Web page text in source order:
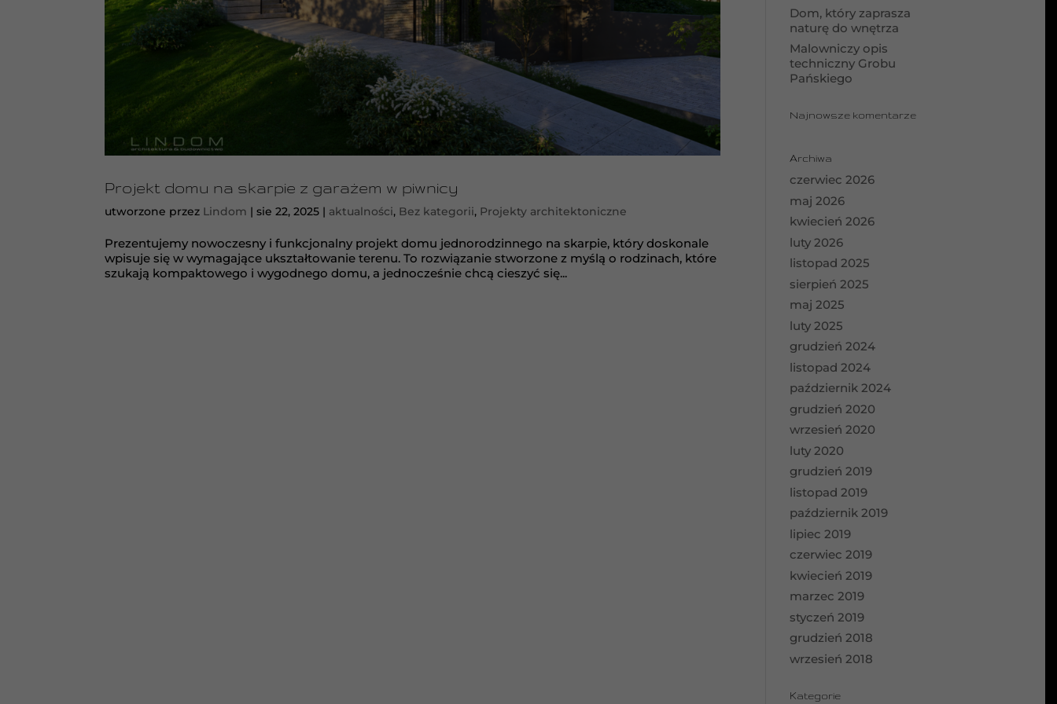
Projekt domu na skarpie z garażem w piwnicy
utworzone przez Lindom | sie 22, 2025| aktualności, Bez kategorii, Projekty architektoniczne
Prezentujemy nowoczesny i funkcjonalny projekt domu jednorodzinnego na skarpie, który doskonale
wpisuje się w wymagające ukształtowanie terenu. To rozwiązanie stworzone z myślą o rodzinach, które
szukają kompaktowego i wygodnego domu, a jednocześnie chcą cieszyć się...
Dom, który zaprasza
naturę do wnętrza
Malowniczy opis
techniczny Grobu
Pańskiego
Najnowsze komentarze
Archiwa
czerwiec 2026
maj 2026
kwiecień 2026
luty 2026
listopad 2025
sierpień 2025
maj 2025
luty 2025
grudzień 2024
listopad 2024
październik 2024
grudzień 2020
wrzesień 2020
luty 2020
grudzień 2019
listopad 2019
październik 2019
lipiec 2019
czerwiec 2019
kwiecień 2019
marzec 2019
styczeń 2019
grudzień 2018
wrzesień 2018
Kategorie